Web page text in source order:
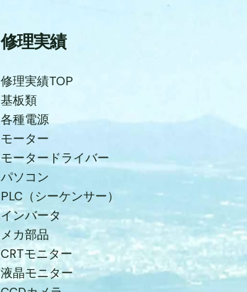
修理実績
修理実績TOP
基板類
各種電源
モーター
モータードライバー
パソコン
PLC（シーケンサー）
インバータ
メカ部品
CRTモニター
液晶モニター